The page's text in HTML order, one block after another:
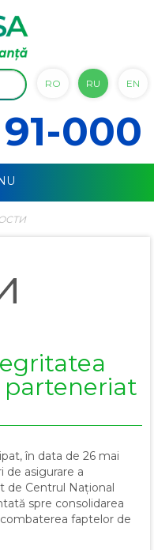
RO RU EN
91-000
în data de 26 mai
de asigurare a
de Centrul Național
spre consolidarea
faptelor de